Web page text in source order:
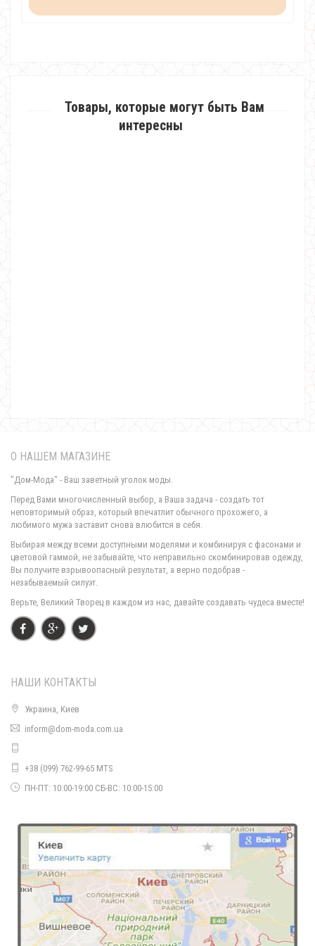
Товары, которые могут быть Вам
интересны
760.00грн.
Модная женская водолазка Ангора
Модная женская кофта с украшением на шее
430.00грн.
О НАШЕМ МАГАЗИНЕ
"Дом-Мода" - Ваш заветный уголок моды.
Перед Вами многочисленный выбор, а Ваша задача - создать тот
неповторимый образ, который впечатлит обычного прохожего, а
любимого мужа заставит снова влюбится в себя.
Выбирая между всеми доступными моделями и комбинируя с фасонами и
цветовой гаммой, не забывайте, что неправильно скомбинировав одежду,
Вы получите взрывоопасный результат, а верно подобрав -
незабываемый силуэт.
Верьте, Великий Творец в каждом из нас, давайте создавать чудеса вместе!
НАШИ КОНТАКТЫ
Украина, Киев
inform@dom-moda.com.ua
+38 (099) 762-99-65 MTS
ПН-ПТ: 10:00-19:00 СБ-ВС: 10:00-15:00